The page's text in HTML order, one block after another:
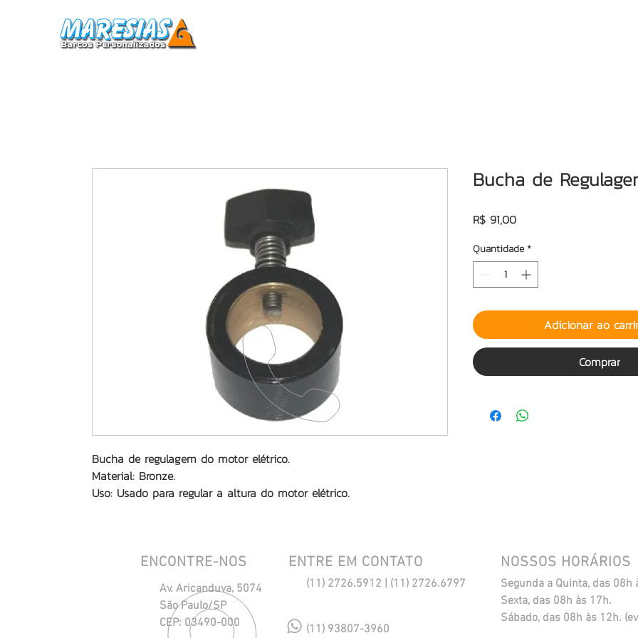
Bucha de regulagem do motor elétrico.
Material: Bronze.
Uso: Usado para regular a altura do motor elétrico.
Bucha de
R$ 91,00Preço
Quantidade*
Adicionar ao
Comprar
ENCONTRE-NOS
Av. Aricanduva, 5074
São Paulo/SP
CEP: 03490-000
ENTRE EM CONTATO
(11) 2726.5912 | (11) 2726.6797
(11) 93807-3960
NOSSOS HORÁRIOS
Segunda a Quinta, das 08h
Sexta, das 08h às 17h.
​Sábado, das 08h às 12h.